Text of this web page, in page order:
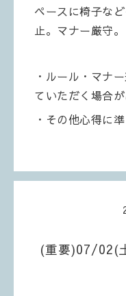
ペースに椅子な
止。マナー厳守。
・ルール・マナ
ていただく場合が
・その他心得に準
(重要)07/02(